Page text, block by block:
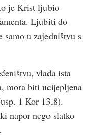
je Krist ljubio
Ljubiti do
u zajedništvu s
vlada ista
mora biti ucijepljena
1 Kor 13,8).
napor nego slatko